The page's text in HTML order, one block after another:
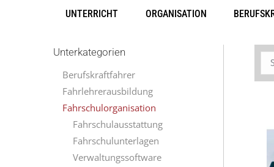
UNTERRICHT ORGANISATION
Unterkategorien
Berufskraftfahrer
Fahrlehrerausbildung
Fahrschulorganisation
Fahrschulausstattung
Fahrschulunterlagen
Verwaltungssoftware